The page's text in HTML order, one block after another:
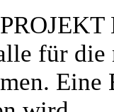
für die
Eine